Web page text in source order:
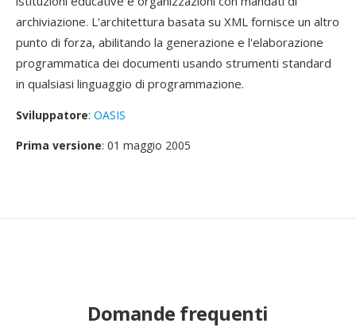
archiviazione. L'architettura basata su XML fornisce un altro
punto di forza, abilitando la generazione e l'elaborazione
programmatica dei documenti usando strumenti standard
in qualsiasi linguaggio di programmazione.
Sviluppatore: OASIS
Prima versione: 01 maggio 2005
Domande frequenti